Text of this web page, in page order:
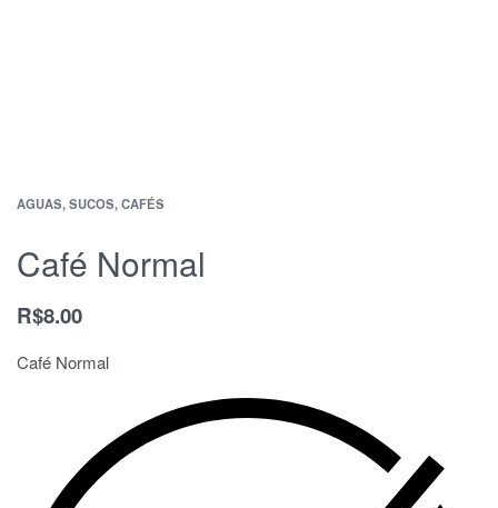
AGUAS, SUCOS, CAFÉS
Café Normal
R$8.00
Café Normal